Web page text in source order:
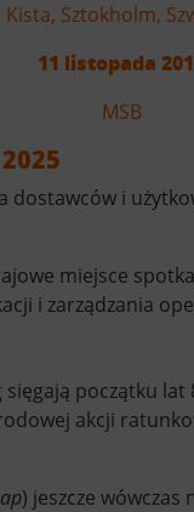
Kista, Sztokholm,
11 listopada
MSB
i
miejsce
i zarządzania
początku
akcji
) jeszcze wówczas